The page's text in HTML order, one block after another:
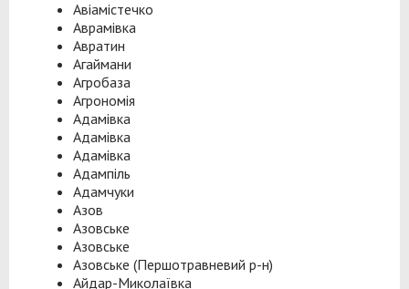
Авіамістечко
Аврамівка
Авратин
Агаймани
Агробаза
Агрономія
Адамівка
Адамівка
Адамівка
Адампіль
Адамчуки
Азов
Азовське
Азовське
Азовське (Першотравневий р-н)
Айдар-Миколаївка